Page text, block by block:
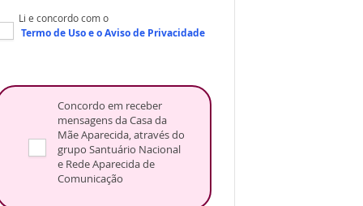
Li e concordo com o
Termo de Usoe oAviso de Privacidade
Concordo em receber
mensagens da Casa da
Mãe Aparecida, através do
grupo Santuário Nacional
e Rede Aparecida de
Comunicação